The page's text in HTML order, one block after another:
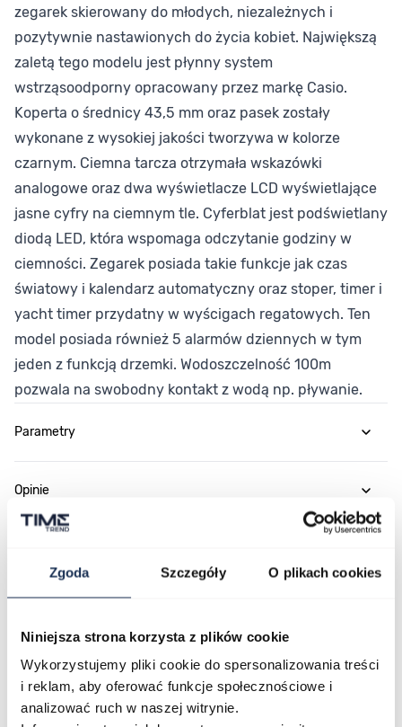
Zgoda Szczegóły O plikach cookies
Niniejsza strona korzysta z plików cookie
Wykorzystujemy pliki cookie do spersonalizowania treści
i reklam, aby oferować funkcje społecznościowe i
analizować ruch w naszej witrynie.
zegarek skierowany do młodych, niezależnych i
pozytywnie nastawionych do życia kobiet. Największą
zaletą tego modelu jest płynny system
wstrząsoodporny opracowany przez markę Casio.
Koperta o średnicy 43,5 mm oraz pasek zostały
wykonane z wysokiej jakości tworzywa w kolorze
czarnym. Ciemna tarcza otrzymała wskazówki
analogowe oraz dwa wyświetlacze LCD wyświetlające
jasne cyfry na ciemnym tle. Cyferblat jest podświetlany
diodą LED, która wspomaga odczytanie godziny w
ciemności. Zegarek posiada takie funkcje jak czas
światowy i kalendarz automatyczny oraz stoper, timer i
yacht timer przydatny w wyścigach regatowych. Ten
model posiada również 5 alarmów dziennych w tym
jeden z funkcją drzemki. Wodoszczelność 100m
pozwala na swobodny kontakt z wodą np. pływanie.
Parametry
Opinie
Najczęściej kupowane